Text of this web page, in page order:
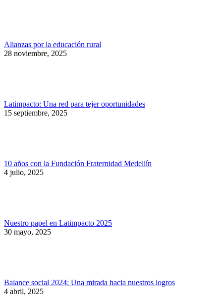
Alianzas por la educación rural
28 noviembre, 2025
Latimpacto: Una red para tejer oportunidades
15 septiembre, 2025
10 años con la Fundación Fraternidad Medellín
4 julio, 2025
Nuestro papel en Latimpacto 2025
30 mayo, 2025
Balance social 2024: Una mirada hacia nuestros logros
4 abril, 2025